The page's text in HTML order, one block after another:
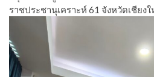
ราชประชานุเคราะห์ 61 จังหวัดเชียง